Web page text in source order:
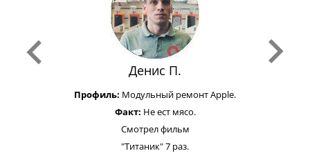
Денис П.
Профиль: Модульный ремонт Apple.
Факт: Не ест мясо.
Смотрел фильм
"Титаник" 7 раз.